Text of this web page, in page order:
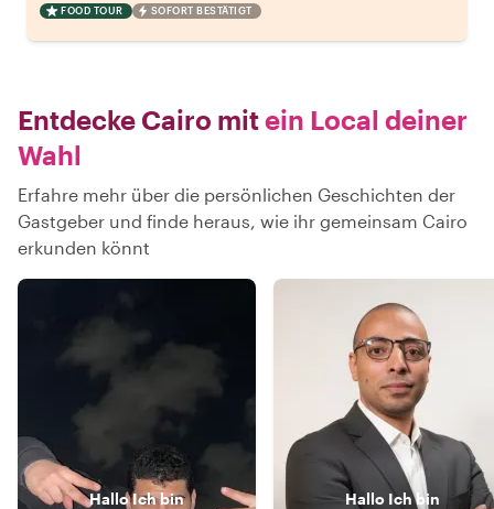
FOOD TOUR SOFORT BESTÄTIGT
Entdecke Cairo mitein Local deiner
Wahl
Erfahre mehr über die persönlichen Geschichten der
Gastgeber und finde heraus, wie ihr gemeinsam Cairo
erkunden könnt
HalloIch bin Hallo Ich bin